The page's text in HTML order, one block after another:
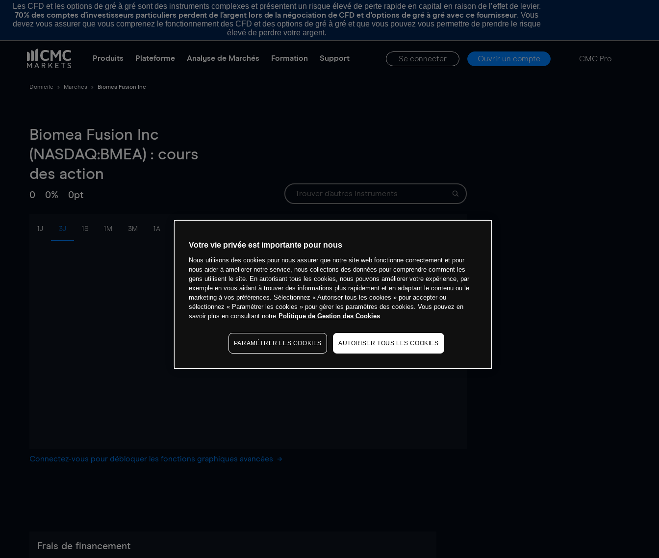
Les CFD et les options de gré à gré sont des instruments complexes et présentent un risque élevé de perte rapide en capital en raison de l’effet de levier.
70% des comptes d’investisseurs particuliers perdent de l’argent lors de la négociation de CFD et d’options de gré à gré avec ce fournisseur. Vous
devez vous assurer que vous comprenez le fonctionnement des CFD et des options de gré à gré et que vous pouvez vous permettre de prendre le risque
élevé de perdre votre argent.
Produits Plateforme Analyse de Marchés Formation Support Se connecter Ouvrir un compte CMC Pro
Domicile Marchés Biomea Fusion Inc
Biomea Fusion Inc
(NASDAQ:BMEA) : cours
des action
0 0% 0pt
1J 3J 1S 1M 3M 1A
Connectez-vous pour débloquer les fonctions graphiques avancées
Frais de financement
Votre vie privée est importante pour nous
Nous utilisons des cookies pour nous assurer que notre site web fonctionne correctement et pour
nous aider à améliorer notre service, nous collectons des données pour comprendre comment les
gens utilisent le site. En autorisant tous les cookies, nous pouvons améliorer votre expérience, par
exemple en vous aidant à trouver des informations plus rapidement et en adaptant le contenu ou le
marketing à vos préférences. Sélectionnez « Autoriser tous les cookies » pour accepter ou
sélectionnez « Paramétrer les cookies » pour gérer les paramètres des cookies. Vous pouvez en
savoir plus en consultant notre Politique de Gestion des Cookies
PARAMÉTRER LES COOKIES AUTORISER TOUS LES COOKIES